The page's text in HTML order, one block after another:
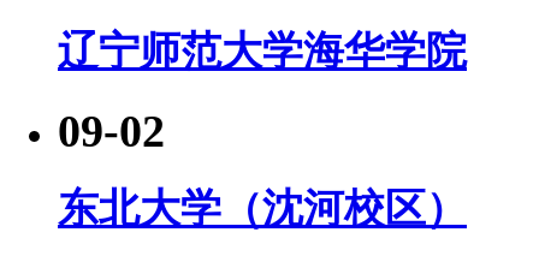
辽宁师范大学海华学院
09-02
东北大学（沈河校区）